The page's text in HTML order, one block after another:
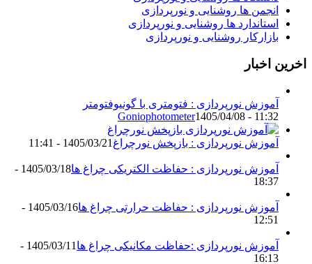
انجمن ها روشنایی و نورپردازی
استاندارد ها روشنایی و نورپردازی
بازارکار روشنایی و نورپردازی
اخرین اخبار
آموزش نورپردازی : فتومتری با گونیوفتومتر
Goniophotometer1405/04/08 - 11:32
آموزش نورپردازی : بازپخش نورچراغ1405/03/21 - 11:41
آموزش نورپردازی : حفاظت الکتریکی چراغ ها
1405/03/18 -
18:37
آموزش نورپردازی : حفاظت حرارتی چراغ ها
1405/03/16 -
12:51
آموزش نورپردازی :حفاظت مکانیکی چراغ ها
1405/03/11 -
16:13